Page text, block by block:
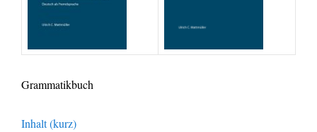
Grammatikbuch
Inhalt (kurz)